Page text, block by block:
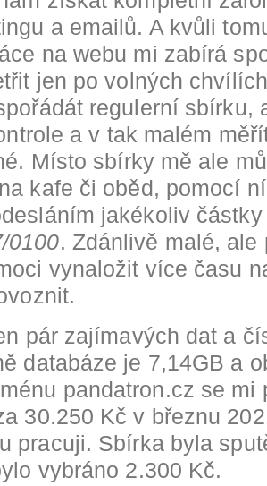
a emailů. A kvůli
na webu mi zabírá
jen po volných
regulerní sbírku,
a v tak malém
Místo sbírky mě ale
kafe či oběd, pomocí
jakékoliv
0100. Zdánlivě malé,
vynaložit více času
pár zajímavých dat a
databáze je 7,14GB a
pandatron.cz se mi
30.250 Kč v březnu
pracuji. Sbírka byla
vybráno 2.300 Kč.